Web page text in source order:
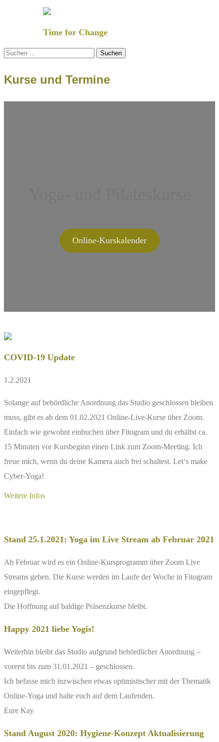
Time for Change
Suchen
nach:
Kurse und Termine
Online-Kurskalender
COVID-19 Update
1.2.2021
Solange auf behördliche Anordnung das Studio geschlossen bleiben
muss, gibt es ab dem 01.02.2021 Online-Live-Kurse über Zoom.
Einfach wie gewohnt einbuchen über Fitogram und du erhältst ca.
15 Minuten vor Kursbeginn einen Link zum Zoom-Meeting. Ich
freue mich, wenn du deine Kamera auch frei schaltest. Let‘s make
Cyber-Yoga!
Weitere Infos
Stand 25.1.2021: Yoga im Live Stream ab Februar 2021
Ab Februar wird es ein Online-Kursprogramm über Zoom Live
Streams geben. Die Kurse werden im Laufe der Woche in Fitogram
eingepflegt.
Die Hoffnung auf baldige Präsenzkurse bleibt.
Happy 2021 liebe Yogis!
Weiterhin bleibt das Studio aufgrund behördlicher Anordnung –
vorerst bis zum 31.01.2021 – geschlossen.
Ich befasse mich inzwischen etwas optimistischer mit der Thematik
Online-Yoga und halte euch auf dem Laufenden.
Eure Kay
Stand August 2020: Hygiene-Konzept Aktualisierung